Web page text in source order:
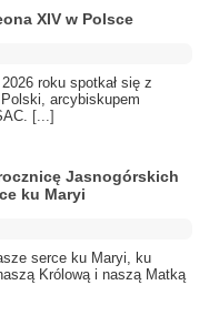
XIV w Polsce
roku spotkał się z
arcybiskupem
[...]
Jasnogórskich
ku Maryi
serce ku Maryi, ku
Królową i naszą Matką